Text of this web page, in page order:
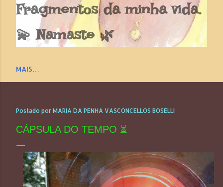
Fragmentos da minha vida.
💫 Namaste 🌿
MAIS…
Postado por MARIA DA PENHA VASCONCELLOS BOSELLI
CÁPSULA DO TEMPO ⏳